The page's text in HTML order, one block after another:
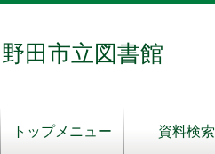
野田市立図書館
トップメニュー 資料検索